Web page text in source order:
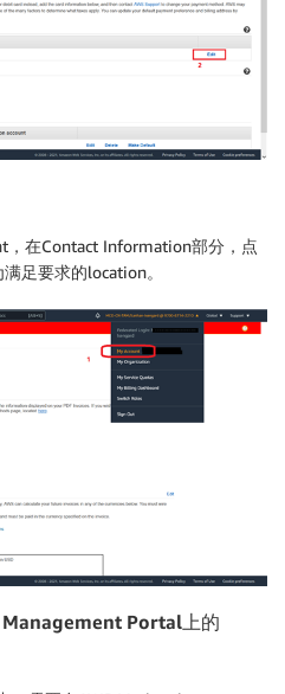
，在Contact Information部分，点
足要求的location。
Portal上的